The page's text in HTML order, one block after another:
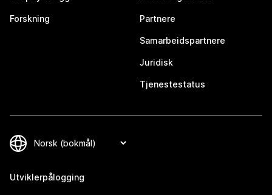
Forskning Partnere
Samarbeidspartnere
Juridisk
Tjenestestatus
Utviklerpålogging